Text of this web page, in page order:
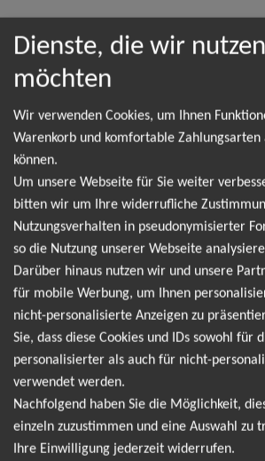
Leider gibt es aktuell von Sum 41
Wir informieren dich jedoch
es neue Termine gibt. Einfach hier
Newsletter anmelden und keine
Tourdaten mehr verpassen!
Ich möchte den regelmäßig
abonnieren und bin daher mit einer
Mail-Adresse zum Zweck der
Newsletter kann ich jederzeit wieder
Dienste, die wir nutzen
möchten
Wir verwenden Cookies, um Ihnen
Warenkorb und komfortable Zahlungsarten
können.
Um unsere Webseite für Sie weiter
bitten wir um Ihre widerrufliche
Nutzungsverhalten in pseudonymisierter
so die Nutzung unserer Webseite
Darüber hinaus nutzen wir und unsere
für mobile Werbung, um Ihnen
nicht-personalisierte Anzeigen zu
Sie, dass diese Cookies und IDs sowohl für
personalisierter als auch für nicht-
verwendet werden.
Nachfolgend haben Sie die Möglichkeit,
einzeln zuzustimmen und eine Auswahl zu
Ihre Einwilligung jederzeit widerrufen.